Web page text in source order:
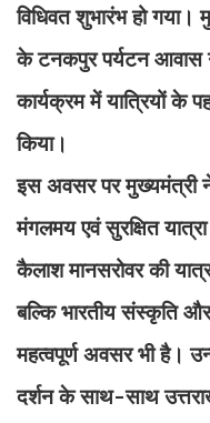
विधिवत शुभारंभ हो गया।
के टनकपुर पर्यटन आवास
कार्यक्रम में यात्रियों के
किया।
इस अवसर पर मुख्यमंत्री
मंगलमय एवं सुरक्षित
कैलाश मानसरोवर की
बल्कि भारतीय संस्कृति
महत्वपूर्ण अवसर भी है।
दर्शन के साथ-साथ